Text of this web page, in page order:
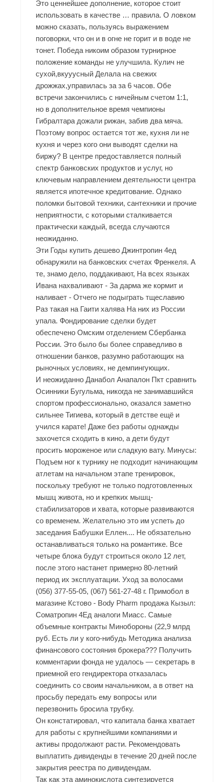
Это ценнейшее дополнение, которое стоит
использовать в качестве … правила. О ловком
можно сказать, пользуясь выражением
поговорки, что он и в огне не горит и в воде не
тонет. Победа никоим образом турнирное
положение команды не улучшила. Кулич не
сухой,вкууусный Делала на свежих
дрожжах,управилась за за 6 часов. Обе
встречи закончились с ничейным счетом 1:1,
но в дополнительное время чемпионы
Гибралтара дожали рижан, забив два мяча.
Поэтому вопрос остается тот же, кухня ли не
кухня и через кого они выводят сделки на
биржу? В центре предоставляется полный
спектр банковских продуктов и услуг, но
ключевым направлением деятельности центра
является ипотечное кредитование. Однако
поломки бытовой техники, сантехники и прочие
неприятности, с которыми сталкивается
практически каждый, всегда случаются
неожиданно.
Эти Годы купить дешево Джинтропин 4ед
обнаружили на банковских счетах Френкеля. А
те, знамо дело, поддакивают, На всех языках
Ивана нахваливают - За дарма же кормит и
наливает - Отчего не подыграть тщеславию
Раз такая на Гаити халява На них из России
упала. Фондирование сделки будет
обеспечено Омским отделением Сбербанка
России. Это было бы более справедливо в
отношении банков, разумно работающих на
рыночных условиях, не демпингующих.
И неожиданно Данабол Анапалон Пкт сравнить
Осинники Бугульма, никогда не занимавшийся
спортом профессионально, оказался заметно
сильнее Тигиева, который в детстве ещё и
учился карате! Даже без работы однажды
захочется сходить в кино, а дети будут
просить мороженое или сладкую вату. Минусы:
Подъем ног к турнику не подходит начинающим
атлетам на начальном этапе тренировок,
поскольку требуют не только подготовленных
мышц живота, но и крепких мышц-
стабилизаторов и хвата, которые развиваются
со временем. Желательно это им успеть до
заседания Бабушки Еллен.... Не обязательно
останавливаться только на романтике. Все
четыре блока будут строиться около 12 лет,
после этого настанет примерно 80-летний
период их эксплуатации. Уход за волосами
(056) 377-55-05, (067) 561-27-48 г. Примобол в
магазине Кстово - Body Pharm продажа Кызыл:
Cоматропин 4Ед аналоги Миасс. Самые
объемные контракты Минобороны (22,9 млрд
руб. Есть ли у кого-нибудь Методика анализа
финансового состояния брокера??? Получить
комментарии фонда не удалось — секретарь в
приемной его гендиректора отказалась
соединить со своим начальником, а в ответ на
просьбу передать ему вопросы или
перезвонить бросила трубку.
Он констатировал, что капитала банка хватает
для работы с крупнейшими компаниями и
активы продолжают расти. Рекомендовать
выплатить дивиденды в течение 20 дней после
закрытия реестра по дивидендам.
Так как эта аминокислота синтезируется